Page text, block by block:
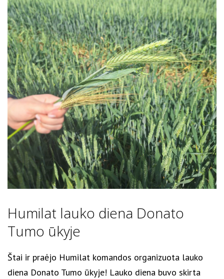
Humilat lauko diena Donato
Tumo ūkyje
Štai ir praėjo Humilat komandos organizuota lauko
diena Donato Tumo ūkyje! Lauko diena buvo skirta